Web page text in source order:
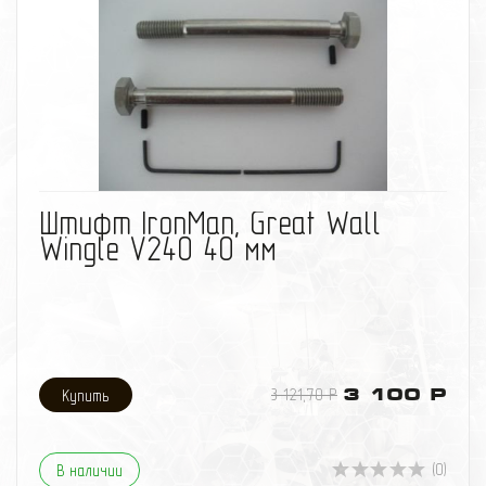
Штифт IronMan, Great Wall
Wingle V240 40 мм
3 121,70 Р 3 100 Р
В наличии (0)